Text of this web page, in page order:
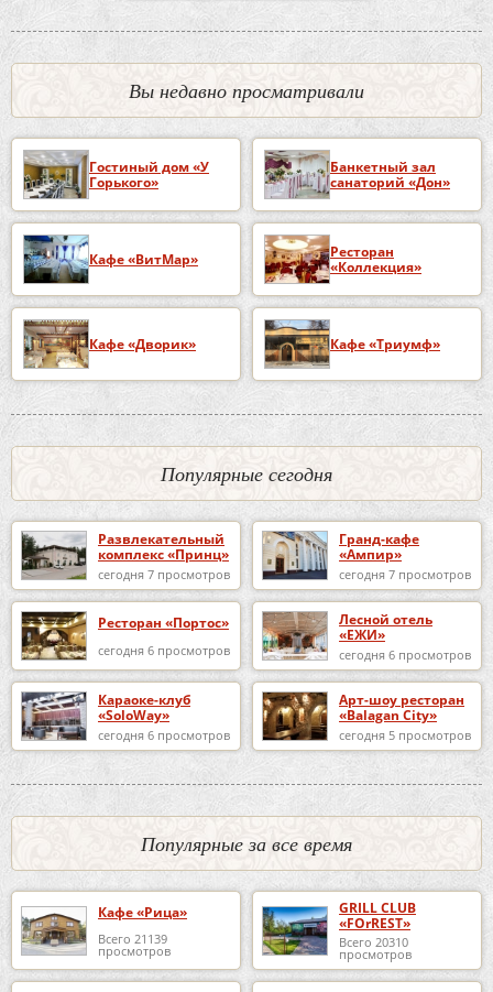
Вы недавно просматривали
Гостиный дом «У
Горького»
Банкетный зал
санаторий «Дон»
Кафе «ВитМар»
Ресторан
«Коллекция»
Кафе «Дворик» Кафе «Триумф»
Популярные сегодня
Развлекательный
комплекс «Принц»
сегодня 7 просмотров
Гранд-кафе
«Ампир»
сегодня 7 просмотров
Ресторан «Портос»
сегодня 6 просмотров
Лесной отель
«ЕЖИ»
сегодня 6 просмотров
Караоке-клуб
«SoloWay»
сегодня 6 просмотров
Арт-шоу ресторан
«Balagan City»
сегодня 5 просмотров
Популярные за все время
Кафе «Рица»
Всего 21139
просмотров
GRILL CLUB
«FOrREST»
Всего 20310
просмотров